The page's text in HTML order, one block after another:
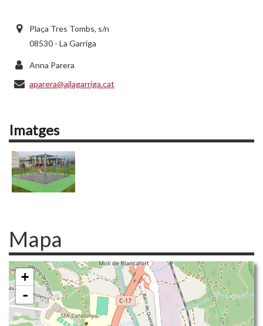
Plaça Tres Tombs, s/n
08530 - La Garriga
Anna Parera
aparera@ajlagarriga.cat
Imatges
Mapa
+
-